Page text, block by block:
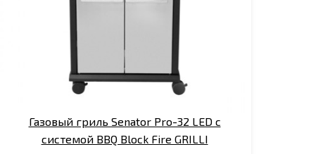
Газовый гриль Senator Pro-32 LED с
системой BBQ Block Fire GRILLI